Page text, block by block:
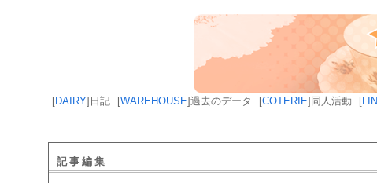
[DAIRY] 日記 [WAREHOUSE]過去のデータ [COTERIE] 同人活動 [
記事編集